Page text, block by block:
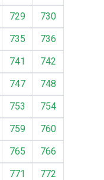
729
730
735
736
741
742
747
748
753
754
759
760
765
766
771
772